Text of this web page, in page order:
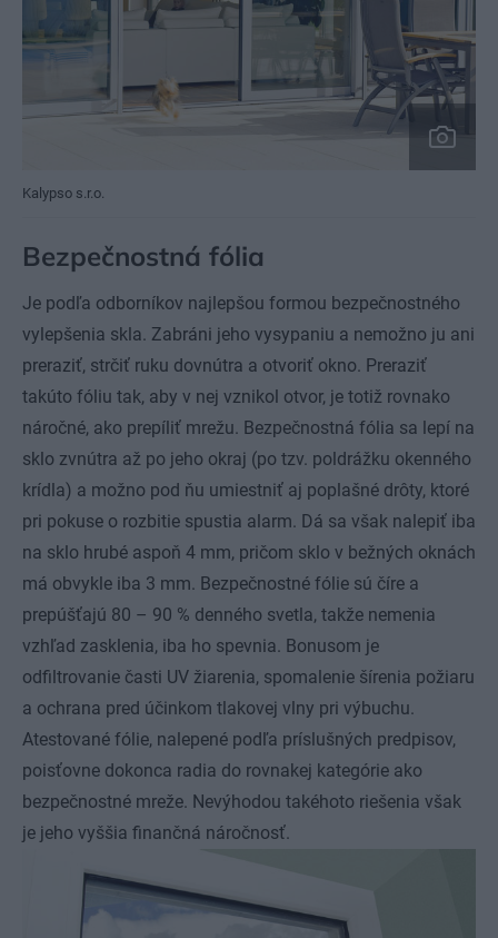
Kalypso s.r.o.
Bezpečnostná fólia
Je podľa odborníkov najlepšou formou bezpečnostného
vylepšenia skla. Zabráni jeho vysypaniu a nemožno ju ani
preraziť, strčiť ruku dovnútra a otvoriť okno. Preraziť
takúto fóliu tak, aby v nej vznikol otvor, je totiž rovnako
náročné, ako prepíliť mrežu. Bezpečnostná fólia sa lepí na
sklo zvnútra až po jeho okraj (po tzv. poldrážku okenného
krídla) a možno pod ňu umiestniť aj poplašné drôty, ktoré
pri pokuse o rozbitie spustia alarm. Dá sa však nalepiť iba
na sklo hrubé aspoň 4 mm, pričom sklo v bežných oknách
má obvykle iba 3 mm. Bezpečnostné fólie sú číre a
prepúšťajú 80 – 90 % denného svetla, takže nemenia
vzhľad zasklenia, iba ho spevnia. Bonusom je
odfiltrovanie časti UV žiarenia, spomalenie šírenia požiaru
a ochrana pred účinkom tlakovej vlny pri výbuchu.
Atestované fólie, nalepené podľa príslušných predpisov,
poisťovne dokonca radia do rovnakej kategórie ako
bezpečnostné mreže. Nevýhodou takéhoto riešenia však
je jeho vyššia finančná náročnosť.